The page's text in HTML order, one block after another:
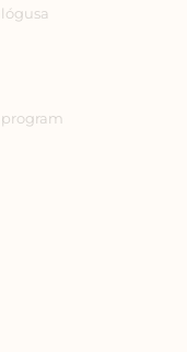
program